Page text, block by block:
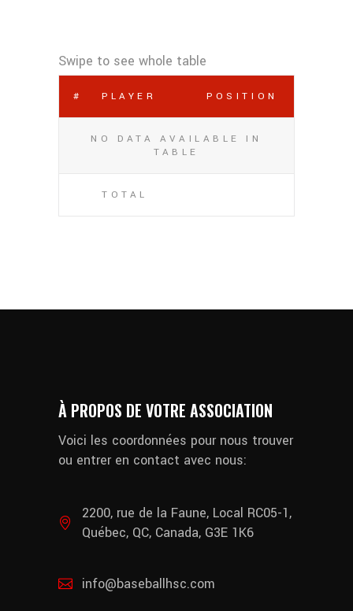
# PLAYER POSITION
NO DATA AVAILABLE IN
TABLE
TOTAL
À PROPOS DE VOTRE ASSOCIATION
Voici les coordonnées pour nous trouver
ou entrer en contact avec nous:
2200, rue de la Faune, Local RC05-1,
Québec, QC, Canada, G3E 1K6
info@baseballhsc.com